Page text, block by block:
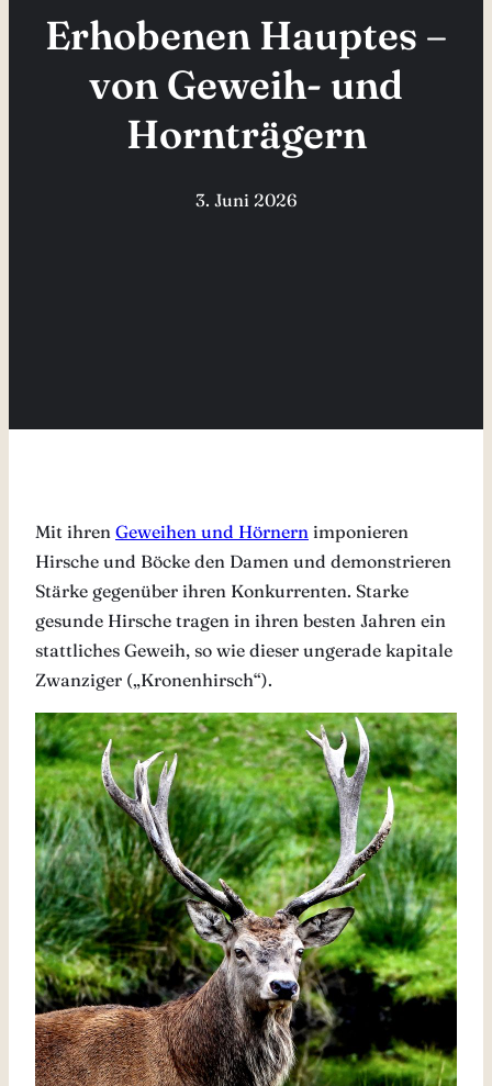
Erhobenen Hauptes –
von Geweih- und
Hornträgern
3. Juni 2026
Mit ihren Geweihen und Hörnern imponieren
Hirsche und Böcke den Damen und demonstrieren
Stärke gegenüber ihren Konkurrenten. Starke
gesunde Hirsche tragen in ihren besten Jahren ein
stattliches Geweih, so wie dieser ungerade kapitale
Zwanziger („Kronenhirsch“).